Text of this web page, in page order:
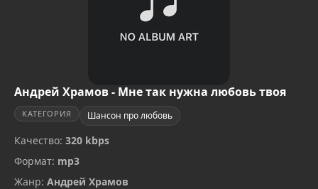
Андрей Храмов - Мне так нужна любовь твоя
КАТЕГОРИЯ Шансон про любовь
Качество: 320 kbps
Формат: mp3
Жанр: Андрей Храмов